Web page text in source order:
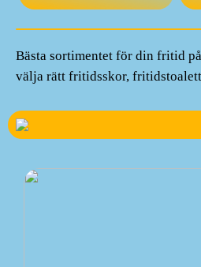
Bästa sortimentet för din fritid
välja rätt fritidsskor,